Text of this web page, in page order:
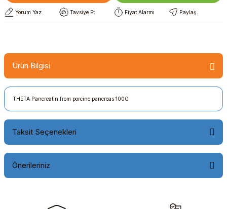
Yorum Yaz Tavsiye Et Fiyat Alarmı Paylaş
Ürün Bilgisi
THETA Pancreatin from porcine pancreas 100G
Taksit Seçenekleri
Önerileriniz